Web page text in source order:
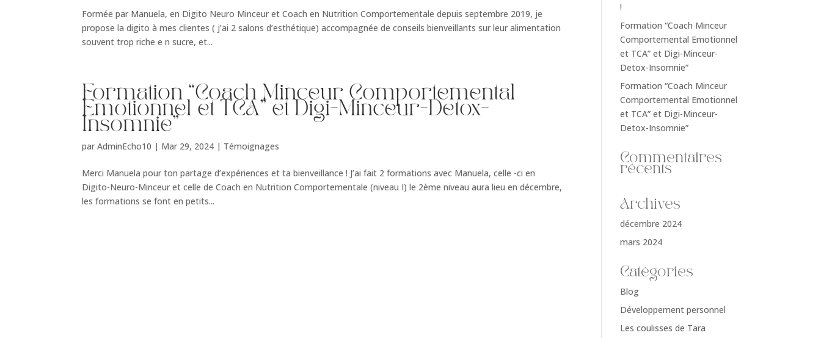
Formée par Manuela, en Digito Neuro Minceur et Coach en Nutrition Comportementale depuis septembre 2019, je
propose la digito à mes clientes ( j’ai 2 salons d’esthétique) accompagnée de conseils bienveillants sur leur alimentation
souvent trop riche e n sucre, et...
Formation “Coach Minceur Comportemental
Emotionnel et TCA” et Digi-Minceur-Detox-
Insomnie”
parAdminEcho10 | Mar 29, 2024 | Témoignages
Merci Manuela pour ton partage d’expériences et ta bienveillance ! J’ai fait 2 formations avec Manuela, celle -ci en
Digito-Neuro-Minceur et celle de Coach en Nutrition Comportementale (niveau I) le 2ème niveau aura lieu en décembre,
les formations se font en petits...
!
Formation “Coach Minceur
Comportemental Emotionnel
et TCA” et Digi-Minceur-
Detox-Insomnie”
Formation “Coach Minceur
Comportemental Emotionnel
et TCA” et Digi-Minceur-
Detox-Insomnie”
Commentaires
récents
Archives
décembre 2024
mars 2024
Catégories
Blog
Développement personnel
Les coulisses de Tara